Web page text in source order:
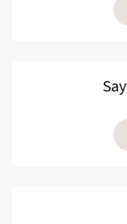
Noveller,
Frosken
Barnebok,
Heimatt til